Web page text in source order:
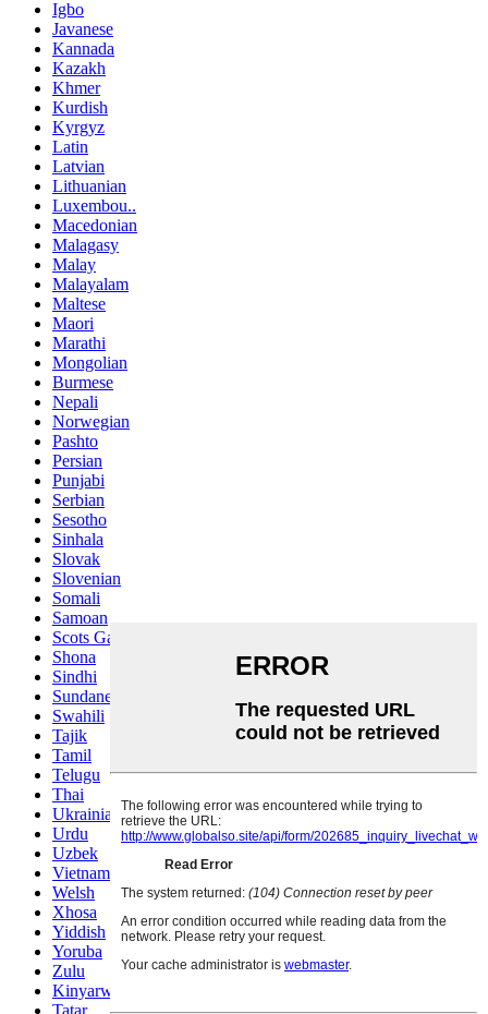
Igbo
Javanese
Kannada
Kazakh
Khmer
Kurdish
Kyrgyz
Latin
Latvian
Lithuanian
Luxembou..
Macedonian
Malagasy
Malay
Malayalam
Maltese
Maori
Marathi
Mongolian
Burmese
Nepali
Norwegian
Pashto
Persian
Punjabi
Serbian
Sesotho
Sinhala
Slovak
Slovenian
Somali
Samoan
Scots Gaelic
Shona
Sindhi
Sundanese
Swahili
Tajik
Tamil
Telugu
Thai
Ukrainian
Urdu
Uzbek
Vietnamese
Welsh
Xhosa
Yiddish
Yoruba
Zulu
Kinyarwanda
Tatar